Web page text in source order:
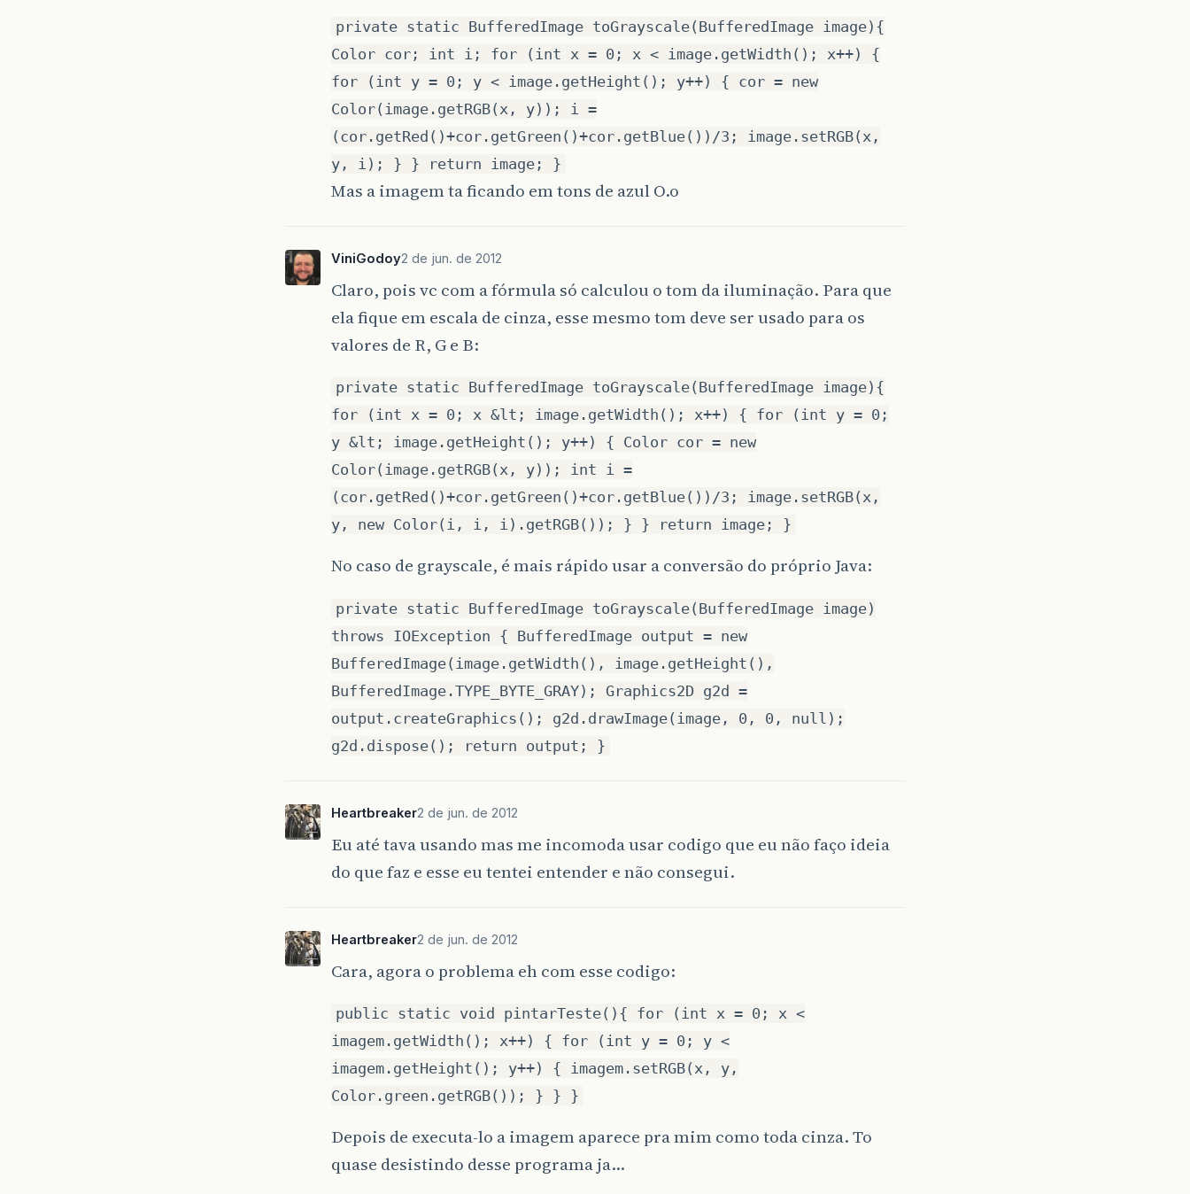
private static BufferedImage toGrayscale(BufferedImage image){
Color cor; int i; for (int x = 0; x < image.getWidth(); x++) {
for (int y = 0; y < image.getHeight(); y++) { cor = new
Color(image.getRGB(x, y)); i =
(cor.getRed()+cor.getGreen()+cor.getBlue())/3; image.setRGB(x,
y, i); } } return image; }
Mas a imagem ta ficando em tons de azul O.o
ViniGodoy2 de jun. de 2012
Claro, pois vc com a fórmula só calculou o tom da iluminação. Para que
ela fique em escala de cinza, esse mesmo tom deve ser usado para os
valores de R, G e B:
private static BufferedImage toGrayscale(BufferedImage image){
for (int x = 0; x &lt; image.getWidth(); x++) { for (int y = 0;
y &lt; image.getHeight(); y++) { Color cor = new
Color(image.getRGB(x, y)); int i =
(cor.getRed()+cor.getGreen()+cor.getBlue())/3; image.setRGB(x,
y, new Color(i, i, i).getRGB()); } } return image; }
No caso de grayscale, é mais rápido usar a conversão do próprio Java:
private static BufferedImage toGrayscale(BufferedImage image)
throws IOException { BufferedImage output = new
BufferedImage(image.getWidth(), image.getHeight(),
BufferedImage.TYPE_BYTE_GRAY); Graphics2D g2d =
output.createGraphics(); g2d.drawImage(image, 0, 0, null);
g2d.dispose(); return output; }
Heartbreaker2 de jun. de 2012
Eu até tava usando mas me incomoda usar codigo que eu não faço ideia
do que faz e esse eu tentei entender e não consegui.
Heartbreaker2 de jun. de 2012
Cara, agora o problema eh com esse codigo:
public static void pintarTeste(){ for (int x = 0; x <
imagem.getWidth(); x++) { for (int y = 0; y <
imagem.getHeight(); y++) { imagem.setRGB(x, y,
Color.green.getRGB()); } } }
Depois de executa-lo a imagem aparece pra mim como toda cinza. To
quase desistindo desse programa ja…